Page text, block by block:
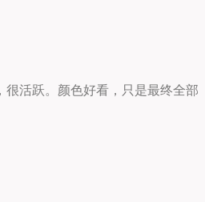
很活跃。颜色好看，只是最终全部